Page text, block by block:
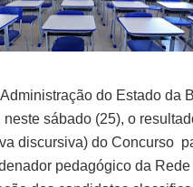
do Estado da
sábado (25), o
discursiva) do Concurso
pedagógico da Rede